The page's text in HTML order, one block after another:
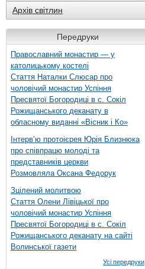
Архів світлин
Передруки
Православний монастир — у
католицькому костелі
Стаття Наталки Слюсар про
чоловічий монастир Успіння
Пресвятої Богородиці в с. Сокіл
Рожищанського деканату в
обласному виданні «Вісник і Ко»
Інтерв’ю протоієрея Юрія Близнюка
про співпрацю молоді та
представників церкви
Розмовляла Оксана Федорук
Зцілений молитвою
Стаття Олени Лівіцької про
чоловічий монастир Успіння
Пресвятої Богородиці в с. Сокіл
Рожищанського деканату на сайті
Волинської газети
Усі передруки